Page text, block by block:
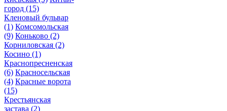
город (15)
Кленовый бульвар
(1) Комсомольская
(9) Коньково (2)
Корниловская (2)
Косино (1)
Краснопресненская
(6) Красносельская
(4) Красные ворота
(15)
Крестьянская
застава (2)